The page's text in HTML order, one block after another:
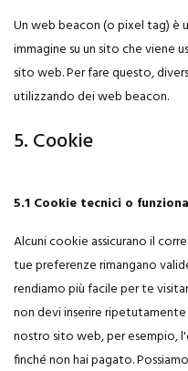
Un web beacon (o pixel tag) è
immagine su un sito che viene
sito web. Per fare questo,
utilizzando dei web beacon.
5. Cookie
5.1 Cookie tecnici o
Alcuni cookie assicurano il
tue preferenze rimangano
rendiamo più facile per te
non devi inserire
nostro sito web, per esempio,
finché non hai pagato.